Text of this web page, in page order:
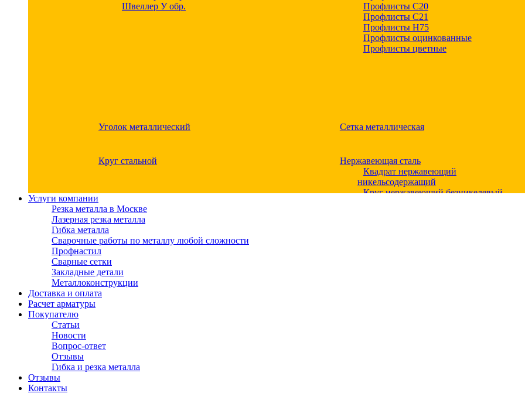
Швеллер У обр.
Профлисты С20
Профлисты C21
Профлисты Н75
Профлисты оцинкованные
Профлисты цветные
Уголок металлический Сетка металлическая
Круг стальной
Нержавеющая сталь
Квадрат нержавеющий
никельсодержащий
Круг нержавеющий безникелевый
Услуги компании
Резка металла в Москве
Лазерная резка металла
Гибка металла
Сварочные работы по металлу любой сложности
Профнастил
Сварные сетки
Закладные детали
Металлоконструкции
Доставка и оплата
Расчет арматуры
Покупателю
Статьи
Новости
Вопрос-ответ
Отзывы
Гибка и резка металла
Отзывы
Контакты